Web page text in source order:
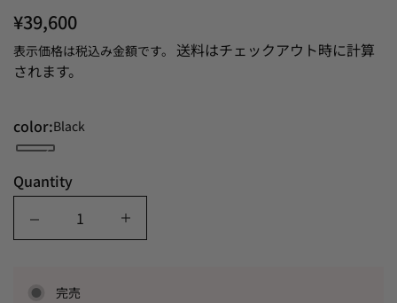
¥39,600
表示価格は税込み金額です。 送料はチェックアウト時に計算
されます。
color:Black
Quantity
Quantity
完売